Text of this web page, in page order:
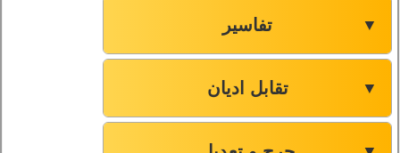
تفاسیر ▼
تقابل ادیان ▼